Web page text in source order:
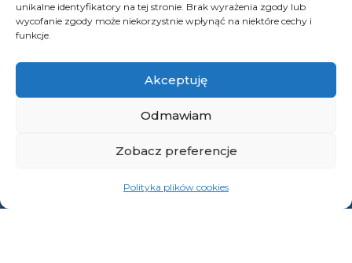
unikalne identyfikatory na tej stronie. Brak wyrażenia zgody lub
wycofanie zgody może niekorzystnie wpłynąć na niektóre cechy i
funkcje.
Akceptuję
Odmawiam
Zobacz preferencje
Polityka plików cookies
Adres ePUAP Urzędu: /q877fxtk55/SkrytkaESP
Urzędu: AE:PL-66703-73759-IGTUV-14
Deklaracja dostępności